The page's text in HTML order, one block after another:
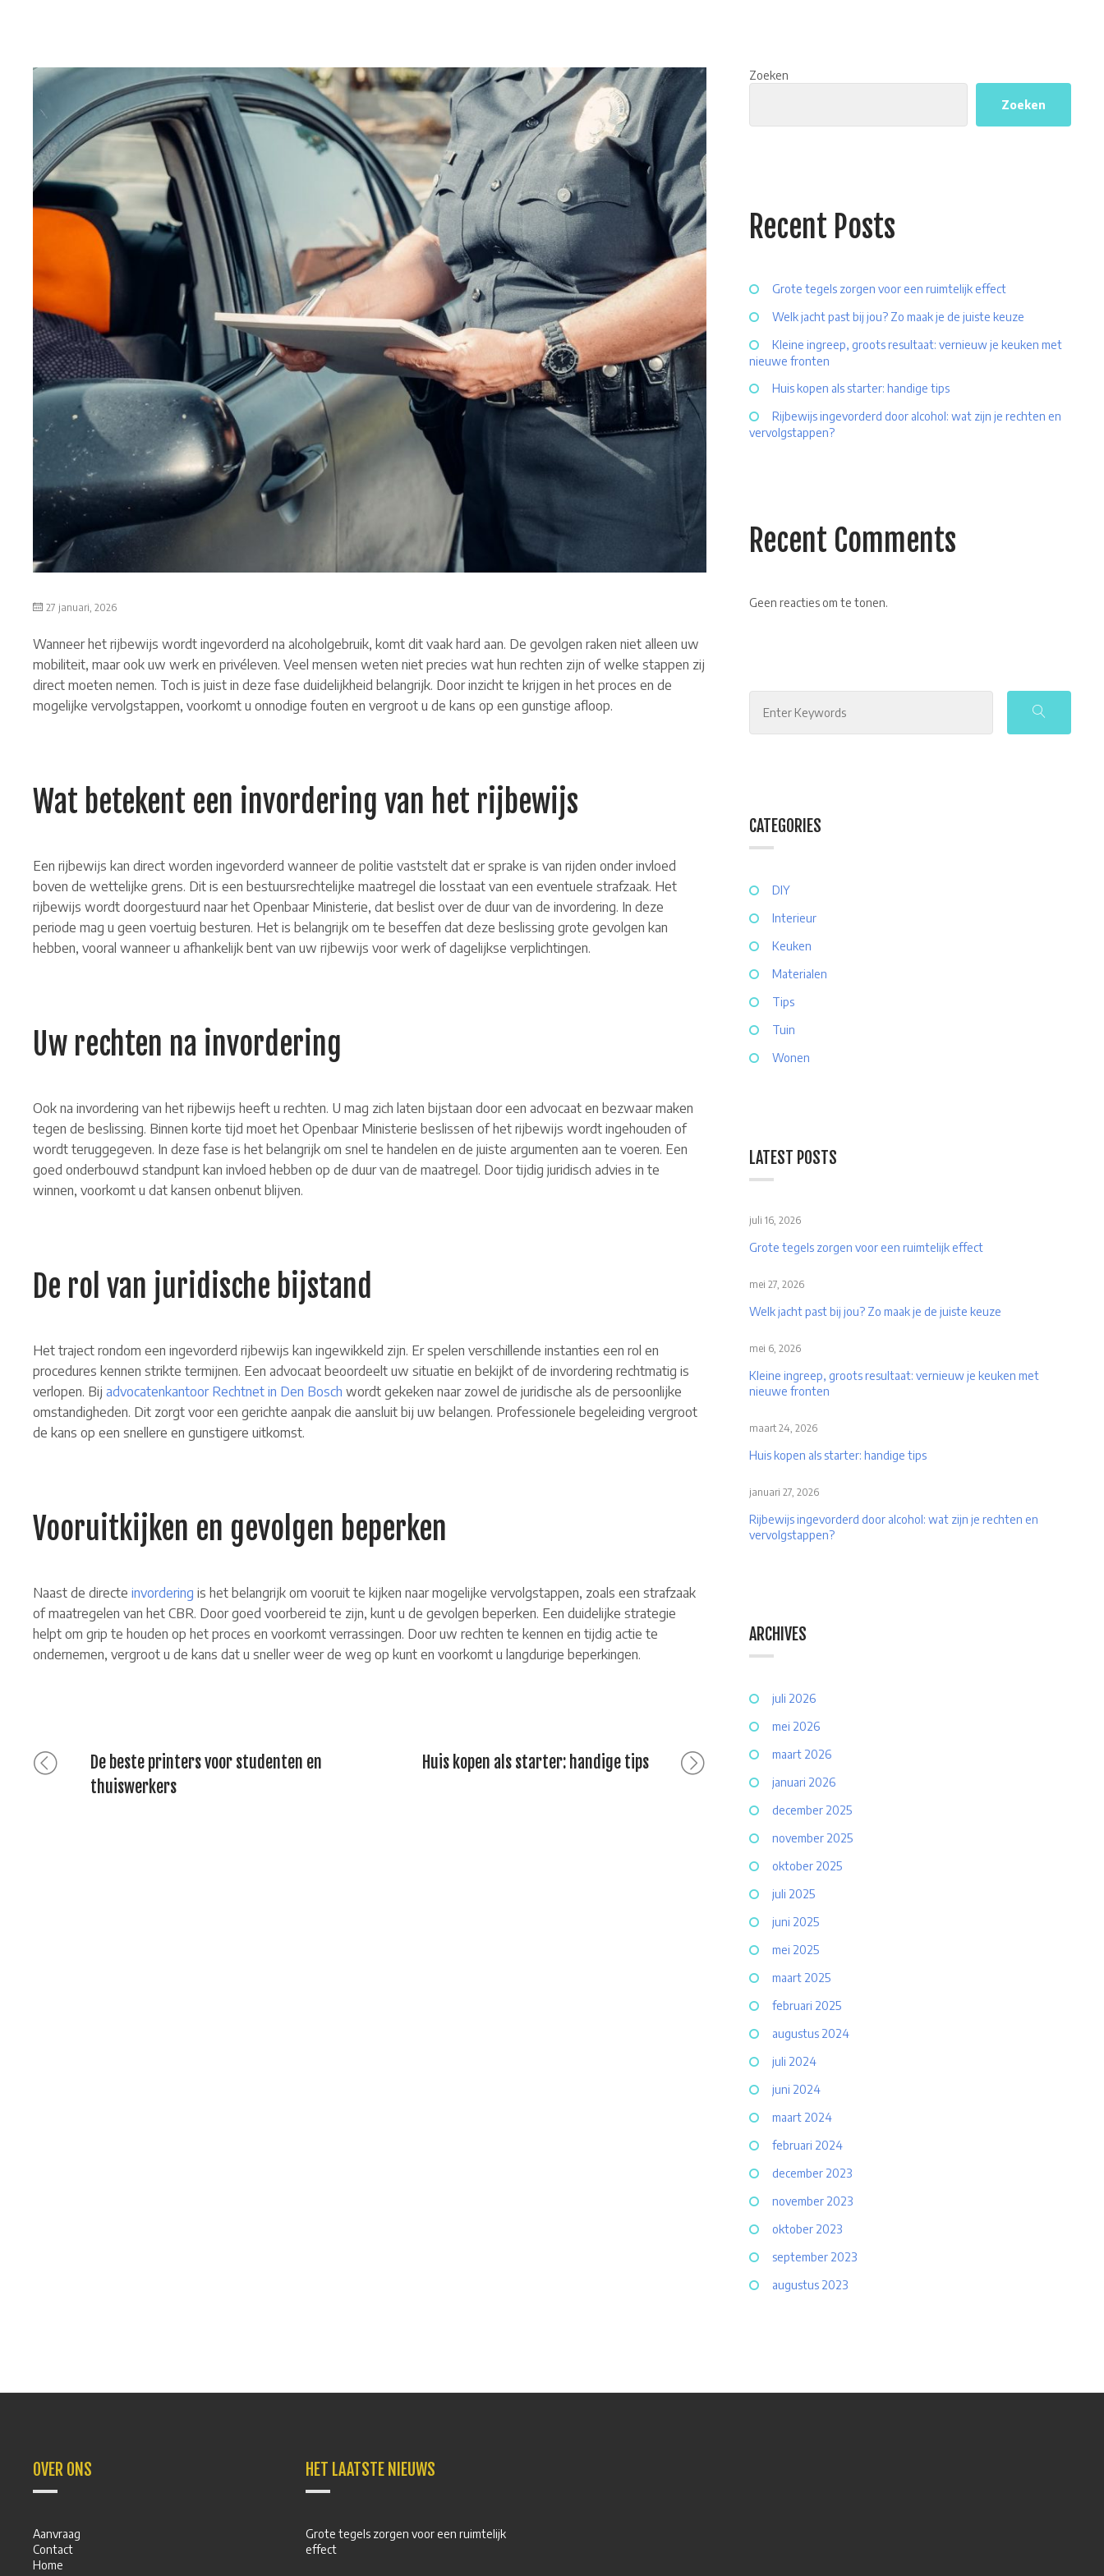
27 januari, 2026
Wanneer het rijbewijs wordt ingevorderd na alcoholgebruik, komt dit vaak hard aan. De gevolgen raken niet alleen uw
mobiliteit, maar ook uw werk en privéleven. Veel mensen weten niet precies wat hun rechten zijn of welke stappen zij
direct moeten nemen. Toch is juist in deze fase duidelijkheid belangrijk. Door inzicht te krijgen in het proces en de
mogelijke vervolgstappen, voorkomt u onnodige fouten en vergroot u de kans op een gunstige afloop.
Wat betekent een invordering van het rijbewijs
Een rijbewijs kan direct worden ingevorderd wanneer de politie vaststelt dat er sprake is van rijden onder invloed
boven de wettelijke grens. Dit is een bestuursrechtelijke maatregel die losstaat van een eventuele strafzaak. Het
rijbewijs wordt doorgestuurd naar het Openbaar Ministerie, dat beslist over de duur van de invordering. In deze
periode mag u geen voertuig besturen. Het is belangrijk om te beseffen dat deze beslissing grote gevolgen kan
hebben, vooral wanneer u afhankelijk bent van uw rijbewijs voor werk of dagelijkse verplichtingen.
Uw rechten na invordering
Ook na invordering van het rijbewijs heeft u rechten. U mag zich laten bijstaan door een advocaat en bezwaar maken
tegen de beslissing. Binnen korte tijd moet het Openbaar Ministerie beslissen of het rijbewijs wordt ingehouden of
wordt teruggegeven. In deze fase is het belangrijk om snel te handelen en de juiste argumenten aan te voeren. Een
goed onderbouwd standpunt kan invloed hebben op de duur van de maatregel. Door tijdig juridisch advies in te
winnen, voorkomt u dat kansen onbenut blijven.
De rol van juridische bijstand
Het traject rondom een ingevorderd rijbewijs kan ingewikkeld zijn. Er spelen verschillende instanties een rol en
procedures kennen strikte termijnen. Een advocaat beoordeelt uw situatie en bekijkt of de invordering rechtmatig is
verlopen. Bij advocatenkantoor Rechtnet in Den Bosch wordt gekeken naar zowel de juridische als de persoonlijke
omstandigheden. Dit zorgt voor een gerichte aanpak die aansluit bij uw belangen. Professionele begeleiding vergroot
de kans op een snellere en gunstigere uitkomst.
Vooruitkijken en gevolgen beperken
Naast de directe invordering is het belangrijk om vooruit te kijken naar mogelijke vervolgstappen, zoals een strafzaak
of maatregelen van het CBR. Door goed voorbereid te zijn, kunt u de gevolgen beperken. Een duidelijke strategie
helpt om grip te houden op het proces en voorkomt verrassingen. Door uw rechten te kennen en tijdig actie te
ondernemen, vergroot u de kans dat u sneller weer de weg op kunt en voorkomt u langdurige beperkingen.
Bericht
Previous
post:
De beste printers voor studenten en
thuiswerkers
Huis kopen als starter: handige tips
Zoeken
Zoeken
Recent Posts
Grote tegels zorgen voor een ruimtelijk effect
Welk jacht past bij jou? Zo maak je de juiste keuze
Kleine ingreep, groots resultaat: vernieuw je keuken met
nieuwe fronten
Huis kopen als starter: handige tips
Rijbewijs ingevorderd door alcohol: wat zijn je rechten en
vervolgstappen?
Recent Comments
Geen reacties om te tonen.
CATEGORIES
DIY
Interieur
Keuken
Materialen
Tips
Tuin
Wonen
LATEST POSTS
Grote tegels zorgen voor een ruimtelijk effect
juli 16, 2026
Welk jacht past bij jou? Zo maak je de juiste keuze
mei 27, 2026
Kleine ingreep, groots resultaat: vernieuw je keuken met
nieuwe fronten
mei 6, 2026
Huis kopen als starter: handige tips
maart 24, 2026
Rijbewijs ingevorderd door alcohol: wat zijn je rechten en
vervolgstappen?
januari 27, 2026
ARCHIVES
juli 2026
mei 2026
maart 2026
januari 2026
december 2025
november 2025
oktober 2025
juli 2025
juni 2025
mei 2025
maart 2025
februari 2025
augustus 2024
juli 2024
juni 2024
maart 2024
februari 2024
december 2023
november 2023
oktober 2023
september 2023
augustus 2023
OVER ONS
Aanvraag
Contact
Home
HET LAATSTE NIEUWS
Grote tegels zorgen voor een ruimtelijk
effect